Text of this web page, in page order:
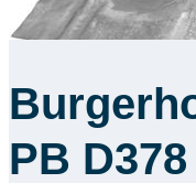
PB D378